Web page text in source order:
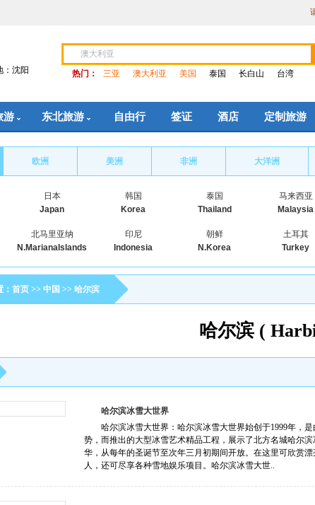
：沈阳 热门： 三亚 澳大利亚 美国 泰国 长白山 台湾
游 东北旅游 自由行 签证 酒店 定制旅游
欧洲 美洲 非洲 大洋洲
日本
Japan
韩国
Korea
泰国
Thailand
马来西亚
Malaysia
北马里亚纳
N.MarianaIslands
印尼
Indonesia
朝鲜
N.Korea
土耳其
Turkey
首页 >> 中国 >> 哈尔滨
哈尔滨 (
哈尔滨冰雪大世界
哈尔滨冰雪大世界：哈尔滨冰雪大世界始创于1999年，
势，而推出的大型冰雪艺术精品工程，展示了北方名城哈尔
华，从每年的圣诞节至次年三月初期间开放。在这里可欣赏
人，还可尽享各种雪地娱乐项目。哈尔滨冰雪大世..